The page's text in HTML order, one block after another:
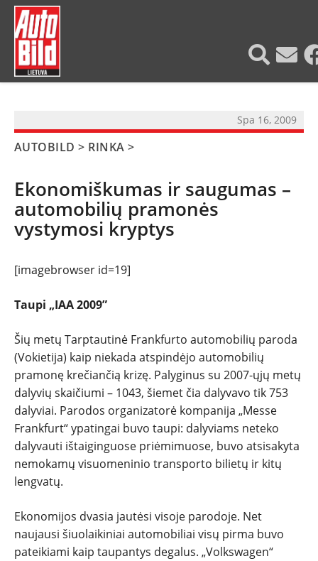
TESTAI
Spa 16, 2009
AUTOBILD > RINKA >
Ekonomiškumas ir saugumas –
automobilių pramonės
vystymosi kryptys
[imagebrowser id=19]
Taupi „IAA 2009”
Šių metų Tarptautinė Frankfurto automobilių paroda
(Vokietija) kaip niekada atspindėjo automobilių
pramonę krečiančią krizę. Palyginus su 2007-ųjų metų
dalyvių skaičiumi – 1043, šiemet čia dalyvavo tik 753
dalyviai. Parodos organizatorė kompanija „Messe
Frankfurt“ ypatingai buvo taupi: dalyviams neteko
dalyvauti ištaiginguose priėmimuose, buvo atsisakyta
nemokamų visuomeninio transporto bilietų ir kitų
lengvatų.
Ekonomijos dvasia jautėsi visoje parodoje. Net
naujausi šiuolaikiniai automobiliai visų pirma buvo
pateikiami kaip taupantys degalus. „Volkswagen“